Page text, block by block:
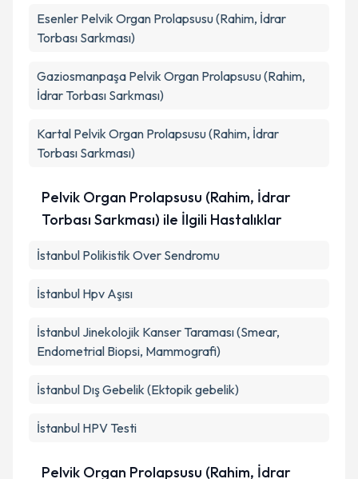
Esenler Pelvik Organ Prolapsusu (Rahim, İdrar
Torbası Sarkması)
Gaziosmanpaşa Pelvik Organ Prolapsusu (Rahim,
İdrar Torbası Sarkması)
Kartal Pelvik Organ Prolapsusu (Rahim, İdrar
Torbası Sarkması)
Pelvik Organ Prolapsusu (Rahim, İdrar
Torbası Sarkması) ile İlgili Hastalıklar
İstanbul Polikistik Over Sendromu
İstanbul Hpv Aşısı
İstanbul Jinekolojik Kanser Taraması (Smear,
Endometrial Biopsi, Mammografi)
İstanbul Dış Gebelik (Ektopik gebelik)
İstanbul HPV Testi
Pelvik Organ Prolapsusu (Rahim, İdrar